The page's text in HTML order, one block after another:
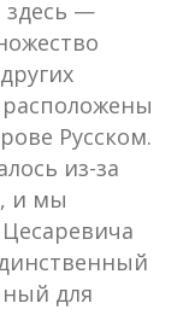
здесь —
Русском.
из-за
и мы
для